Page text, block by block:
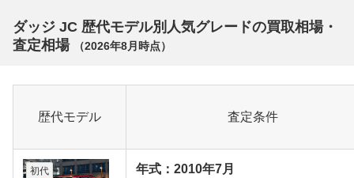
ダッジ JC 歴代モデル別人気グレードの買取相場・
査定相場
（2026年8月 時点）
歴代モデル 査定条件
初代
年式：2010年7月